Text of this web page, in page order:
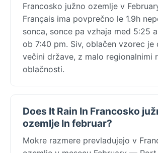
Francosko južno ozemlje v
Français ima povprečno le 1.9h
sonca, sonce pa vzhaja med 5:25
ob 7:40 pm. Siv, oblačen vzorec je
večini države, z malo regionalnimi
oblačnosti.
Does It Rain In Francosko
ozemlje In februar?
Mokre razmere prevladujejo v